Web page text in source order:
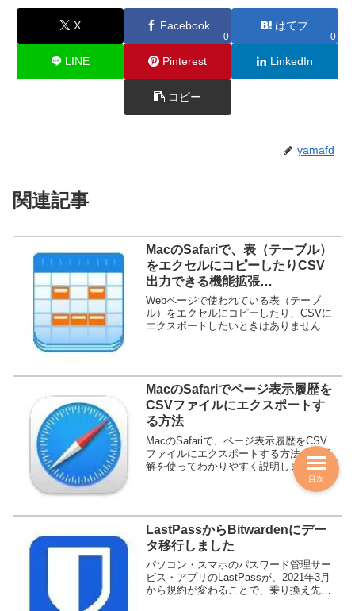
X Facebook
0
はてブ
0
LINE Pinterest LinkedIn
コピー
yamafd
関連記事
MacのSafariで、表（テーブル）
をエクセルにコピーしたりCSV
出力できる機能拡張
「Copytables」
Webページで使われている表（テーブ
ル）をエクセルにコピーしたり、CSVに
エクスポートしたいときはありません
MacのSafariでページ表示履歴を
CSVファイルにエクスポートす
る方法
MacのSafariで、ページ表示履歴をCSV
ファイルにエクスポートする方法を、図
解を使ってわかりやすく説明します。方
法はいくつかありますが、ここでは「DB
Browser for SQLite」という無料アプリを
LastPassからBitwardenにデー
タ移行しました
パソコン・スマホのパスワード管理サー
ビス・アプリのLastPassが、2021年3月
から規約が変わることで、乗り換え先と
目次